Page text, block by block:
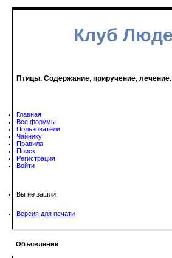
Клуб
Птицы. Содержание, приручение,
Главная
Все форумы
Пользователи
Чайнику
Правила
Поиск
Регистрация
Войти
Вы не зашли.
Версия для печати
Объявление